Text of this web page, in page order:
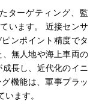
ターゲティング、監
います。 近接センサ
ンポイント精度でタ
無人地や海上車両の
長し、近代化のイニ
機能は、軍事プラッ
ます。